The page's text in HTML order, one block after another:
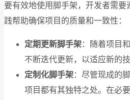
要有效地使用脚手架，开发者需要
践帮助确保项目的质量和一致性：
定期更新脚手架：随着项目
不断迭代更新，以适应新的
定制化脚手架：尽管现成的
项目都有其独特之处。在必